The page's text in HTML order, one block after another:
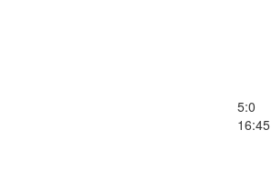
5:0
16:45